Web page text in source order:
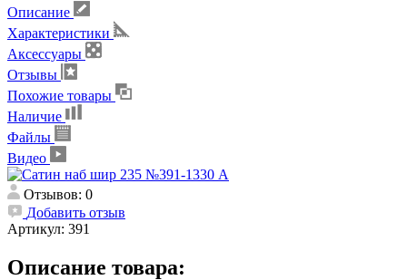
Описание
Характеристики
Аксессуары
Отзывы
Похожие товары
Наличие
Файлы
Видео
Отзывов: 0
Добавить отзыв
Артикул: 391
Описание товара: